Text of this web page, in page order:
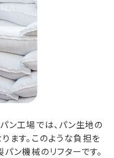
ン工場では、パン生地の
ます。このような負担を
ン機械のリフターです。